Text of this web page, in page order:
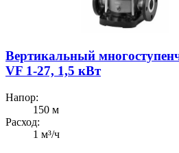
Вертикальный
VF 1-27, 1,5 кВт
Напор:
150 м
Расход:
1 м³/ч